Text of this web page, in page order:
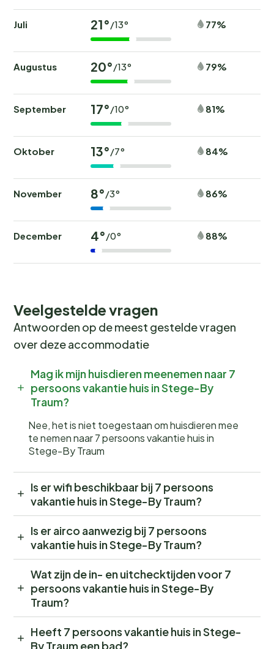
Juli 21°/13° 77%
Augustus 20°/13° 79%
September 17°/10° 81%
Oktober 13°/7° 84%
November 8°/3° 86%
December 4°/0° 88%
Veelgestelde vragen
Antwoorden op de meest gestelde vragen
over deze accommodatie
Mag ik mijn huisdieren meenemen naar 7
persoons vakantie huis in Stege-By
Traum?
Nee, het is niet toegestaan om huisdieren mee
te nemen naar 7 persoons vakantie huis in
Stege-By Traum
Is er wifi beschikbaar bij 7 persoons
vakantie huis in Stege-By Traum?
Is er airco aanwezig bij 7 persoons
vakantie huis in Stege-By Traum?
Wat zijn de in- en uitchecktijden voor 7
persoons vakantie huis in Stege-By
Traum?
Heeft 7 persoons vakantie huis in Stege-
By Traum een bad?